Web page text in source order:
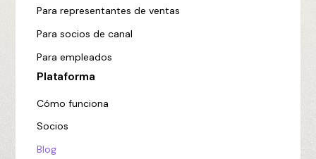
Para representantes de ventas
Para socios de canal
Para empleados
Plataforma
Cómo funciona
Socios
Blog